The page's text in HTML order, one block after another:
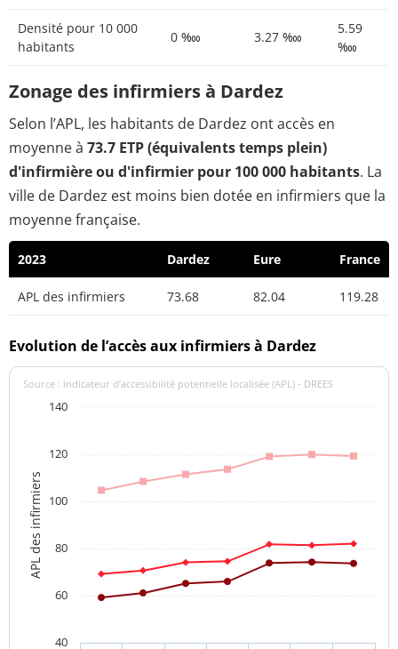
Densité pour 10 000
habitants
0 ‱ 3.27 ‱
5.59
‱
Zonage des infirmiers à Dardez
Selon l’APL, les habitants de Dardez ont accès en
moyenne à 73.7 ETP (équivalents temps plein)
d'infirmière ou d'infirmier pour 100 000 habitants. La
ville de Dardez est moins bien dotée en infirmiers que la
moyenne française.
2023 Dardez Eure France
APL des infirmiers 73.68 82.04 119.28
Evolution de l’accès aux infirmiers à Dardez
APL des infirmiers
Source : indicateur d’accessibilité potentielle localisée (APL) - DREES
40
60
80
100
120
140